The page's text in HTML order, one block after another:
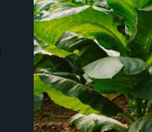
інтелектуальної
землеробства.
Дізнатися більше